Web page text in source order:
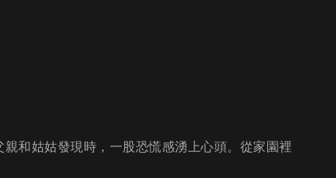
和姑姑發現時，一股恐慌感湧上心頭。從家園裡